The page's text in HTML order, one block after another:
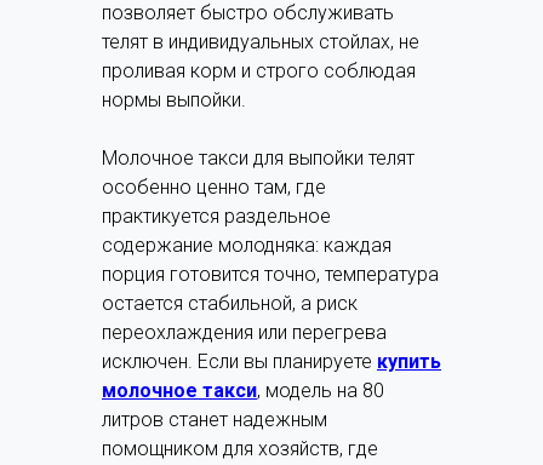
позволяет быстро обслуживать
телят в индивидуальных стойлах, не
проливая корм и строго соблюдая
нормы выпойки.
Молочное такси для выпойки телят
особенно ценно там, где
практикуется раздельное
содержание молодняка: каждая
порция готовится точно, температура
остается стабильной, а риск
переохлаждения или перегрева
исключен. Если вы планируете купить
молочное такси, модель на 80
литров станет надежным
помощником для хозяйств, где